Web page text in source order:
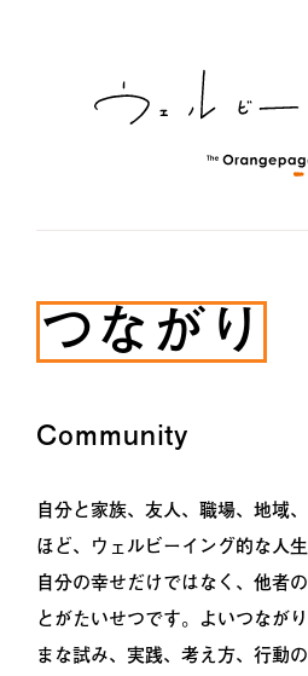
つながり
Community
自分と家族、友人、職場、地域
ほど、ウェルビーイング的な人
自分の幸せだけではなく、他者
とがたいせつです。よいつなが
まな試み、実践、考え方、行動の